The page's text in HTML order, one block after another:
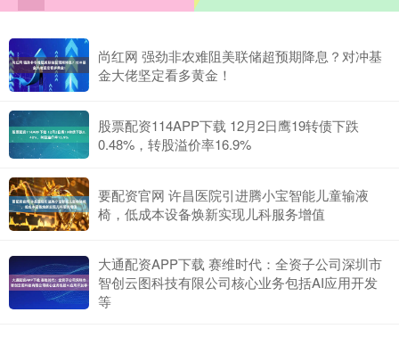
尚红网 强劲非农难阻美联储超预期降息？对冲基
金大佬坚定看多黄金！
股票配资114APP下载 12月2日鹰19转债下跌
0.48%，转股溢价率16.9%
要配资官网 许昌医院引进腾小宝智能儿童输液
椅，低成本设备焕新实现儿科服务增值
大通配资APP下载 赛维时代：全资子公司深圳市
智创云图科技有限公司核心业务包括AI应用开发
等